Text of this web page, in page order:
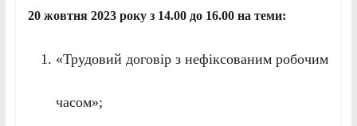
20 жовтня 2023 року з 14.00 до 16.00 на теми:
«Трудовий договір з нефіксованим робочим
часом»;